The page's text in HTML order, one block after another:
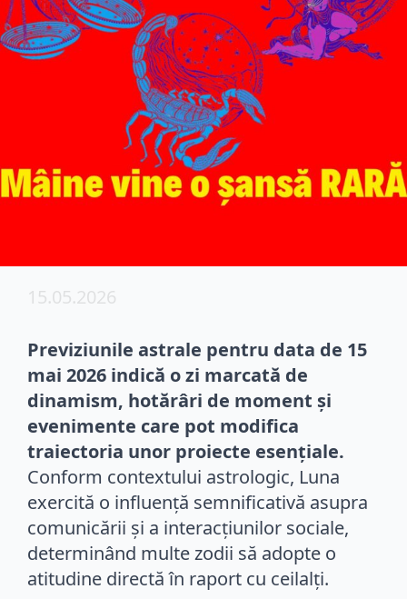
15.05.2026
Previziunile astrale pentru data de 15
mai 2026 indică o zi marcată de
dinamism, hotărâri de moment și
evenimente care pot modifica
traiectoria unor proiecte esențiale.
Conform contextului astrologic, Luna
exercită o influență semnificativă asupra
comunicării și a interacțiunilor sociale,
determinând multe zodii să adopte o
atitudine directă în raport cu ceilalți.